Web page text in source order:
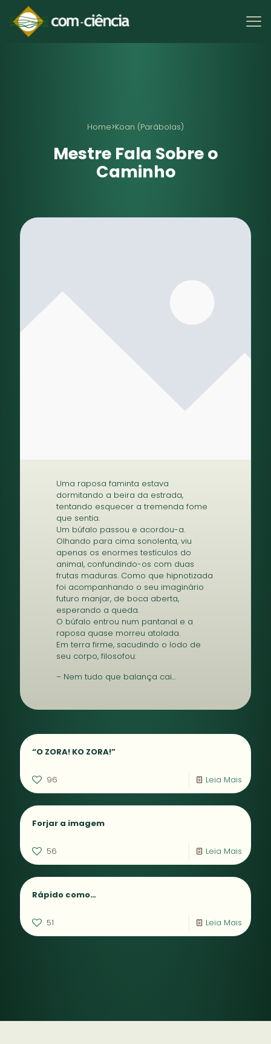
Home>Koan (Parábolas)
Mestre Fala Sobre o
Caminho
Uma raposa faminta estava
dormitando a beira da estrada,
tentando esquecer a tremenda fome
que sentia.
Um búfalo passou e acordou-a.
Olhando para cima sonolenta, viu
apenas os enormes testículos do
animal, confundindo-os com duas
frutas maduras. Como que hipnotizada
foi acompanhando o seu imaginário
futuro manjar, de boca aberta,
esperando a queda.
O búfalo entrou num pantanal e a
raposa quase morreu atolada.
Em terra firme, sacudindo o lodo de
seu corpo, filosofou:
– Nem tudo que balança cai…
“O ZORA! KO ZORA!”
96 Leia Mais
Forjar a imagem
56 Leia Mais
Rápido como…
51 Leia Mais